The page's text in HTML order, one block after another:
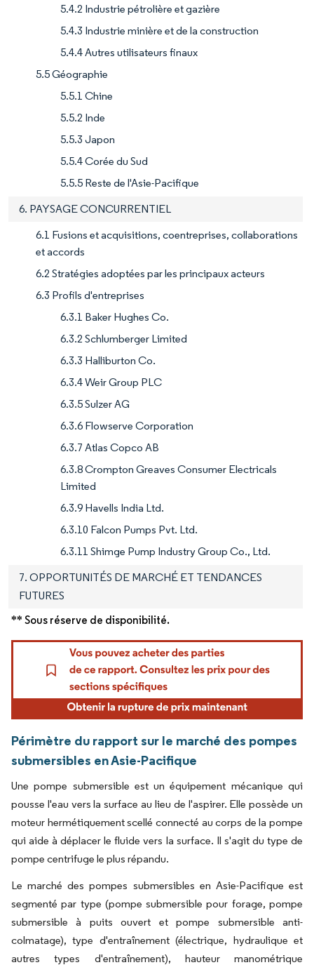
5.4.2 Industrie pétrolière et gazière
5.4.3 Industrie minière et de la construction
5.4.4 Autres utilisateurs finaux
5.5 Géographie
5.5.1 Chine
5.5.2 Inde
5.5.3 Japon
5.5.4 Corée du Sud
5.5.5 Reste de l'Asie-Pacifique
6. PAYSAGE CONCURRENTIEL
6.1 Fusions et acquisitions, coentreprises, collaborations
et accords
6.2 Stratégies adoptées par les principaux acteurs
6.3 Profils d'entreprises
6.3.1 Baker Hughes Co.
6.3.2 Schlumberger Limited
6.3.3 Halliburton Co.
6.3.4 Weir Group PLC
6.3.5 Sulzer AG
6.3.6 Flowserve Corporation
6.3.7 Atlas Copco AB
6.3.8 Crompton Greaves Consumer Electricals
Limited
6.3.9 Havells India Ltd.
6.3.10 Falcon Pumps Pvt. Ltd.
6.3.11 Shimge Pump Industry Group Co., Ltd.
7. OPPORTUNITÉS DE MARCHÉ ET TENDANCES
FUTURES
** Sous réserve de disponibilité.
Périmètre du rapport sur le marché des pompes
submersibles en Asie-Pacifique
Une pompe submersible est un équipement mécanique qui
pousse l'eau vers la surface au lieu de l'aspirer. Elle possède un
moteur hermétiquement scellé connecté au corps de la pompe
qui aide à déplacer le fluide vers la surface. Il s'agit du type de
pompe centrifuge le plus répandu.
Le marché des pompes submersibles en Asie-Pacifique est
segmenté par type (pompe submersible pour forage, pompe
submersible à puits ouvert et pompe submersible anti-
colmatage), type d'entraînement (électrique, hydraulique et
autres types d'entraînement), hauteur manométrique